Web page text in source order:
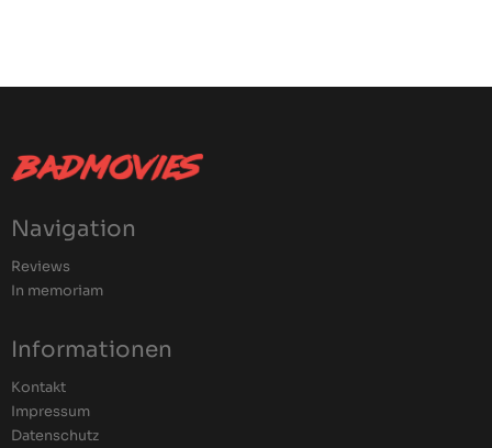
Navigation
Reviews
In memoriam
Informationen
Kontakt
Impressum
Datenschutz